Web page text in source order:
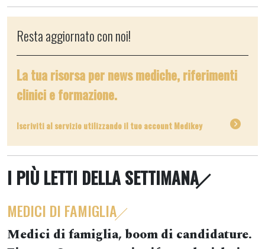
Resta aggiornato con noi!
La tua risorsa per news mediche, riferimenti
clinici e formazione.
Iscriviti al servizio utilizzando il tuo account Medikey
I PIÙ LETTI DELLA SETTIMANA
MEDICI DI FAMIGLIA
Medici di famiglia, boom di candidature.